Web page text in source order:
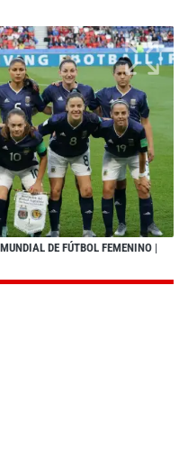
DE FÚTBOL FEMENINO |